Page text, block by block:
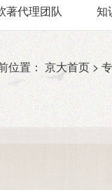
著代理团队 知
位置： 京大首页 >